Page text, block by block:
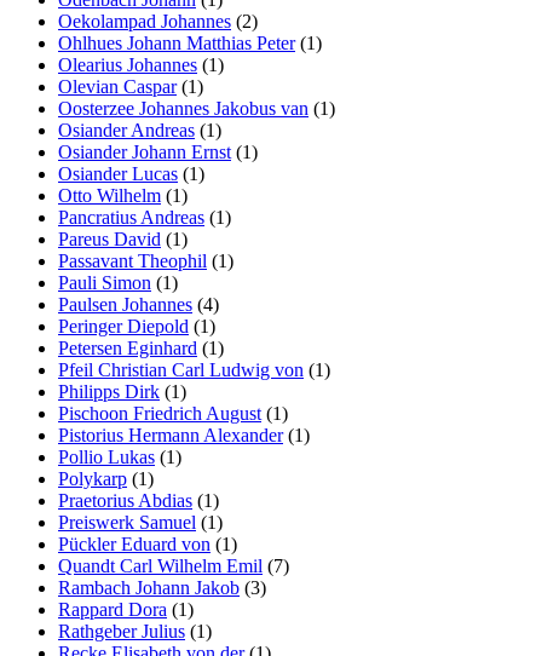
Oekolampad Johannes (2)
Ohlhues Johann Matthias Peter(1)
Olearius Johannes (1)
Olevian Caspar(1)
Oosterzee Johannes Jakobus van (1)
Osiander Andreas (1)
Osiander Johann Ernst (1)
Osiander Lucas (1)
Otto Wilhelm (1)
Pancratius Andreas (1)
Pareus David (1)
Passavant Theophil (1)
Pauli Simon (1)
Paulsen Johannes (4)
Peringer Diepold (1)
Petersen Eginhard (1)
Pfeil Christian Carl Ludwig von (1)
Philipps Dirk (1)
Pischoon Friedrich August (1)
Pistorius Hermann Alexander(1)
Pollio Lukas (1)
Polykarp (1)
Praetorius Abdias (1)
Preiswerk Samuel (1)
Pückler Eduard von (1)
Quandt Carl Wilhelm Emil (7)
Rambach Johann Jakob (3)
Rappard Dora (1)
Rathgeber Julius (1)